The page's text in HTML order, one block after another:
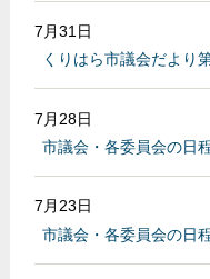
7月31日
くりはら市議会だより
7月28日
市議会・各委員会の日
7月23日
市議会・各委員会の日